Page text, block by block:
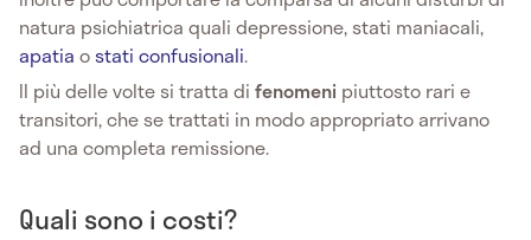
natura psichiatrica quali depressione, stati maniacali,
apatia ostati confusionali.
Il più delle volte si tratta di fenomeni piuttosto rari e
transitori, che se trattati in modo appropriato arrivano
ad una completa remissione.
Quali sono i costi?